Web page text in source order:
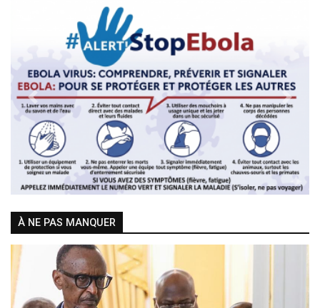
Previous Next
À NE PAS MANQUER